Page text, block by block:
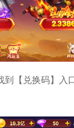
到【兑换码】入